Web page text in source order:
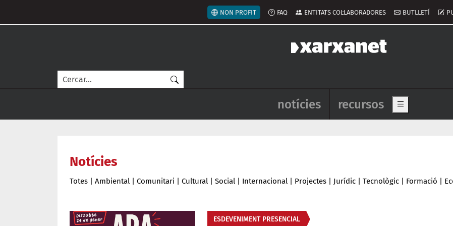
Menú del compte d'usuari
NON PROFIT FAQ ENTITATS COL·LABORADORES BUTLLETÍ
Cerca
Navegació principal de
notícies recursos Show main menu
Notícies
Totes | Ambiental | Comunitari | Cultural | Social | Internacional | Projectes | Jurídic | Tecnològic | Formació |
ESDEVENIMENT PRESENCIAL